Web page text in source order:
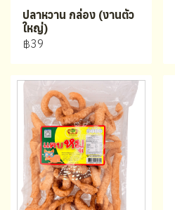
ปลาหวาน กล่อง (งานตัว
ใหญ่)
฿39